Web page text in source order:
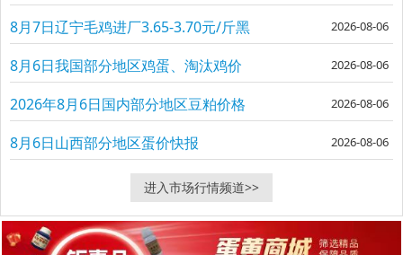
态走势
8月7日辽宁毛鸡进厂3.65-3.70元/斤黑
种蛋
2026-08-06
8月6日我国部分地区鸡蛋、淘汰鸡价
格汇总
2026-08-06
2026年8月6日国内部分地区豆粕价格 2026-08-06
8月6日山西部分地区蛋价快报 2026-08-06
进入市场行情频道>>